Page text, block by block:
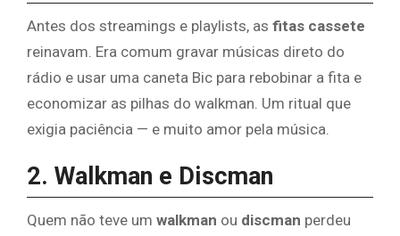
Antes dos streamings e playlists, as fitas cassete
reinavam. Era comum gravar músicas direto do
rádio e usar uma caneta Bic para rebobinar a fita e
economizar as pilhas do walkman. Um ritual que
exigia paciência — e muito amor pela música.
2. Walkman e Discman
Quem não teve um walkman ou discman perdeu